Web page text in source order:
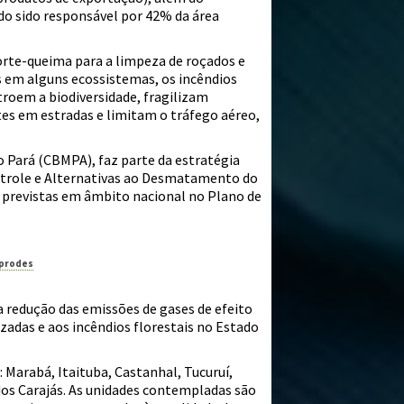
sido responsável por 42% da área
queima para a limpeza de roçados e
alguns ecossistemas, os incêndios
a biodiversidade, fragilizam
em estradas e limitam o tráfego aéreo,
(CBMPA), faz parte da estratégia
e Alternativas ao Desmatamento do
em âmbito nacional no Plano de
das emissões de gases de efeito
e aos incêndios florestais no Estado
Itaituba, Castanhal, Tucuruí,
Carajás. As unidades contempladas são